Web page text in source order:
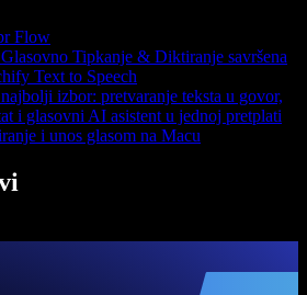
Flow
Tipkanje & Diktiranje savršena
Text to Speech
izbor: pretvaranje teksta u govor,
i glasovni AI asistent u jednoj pretplati
i unos glasom na Macu